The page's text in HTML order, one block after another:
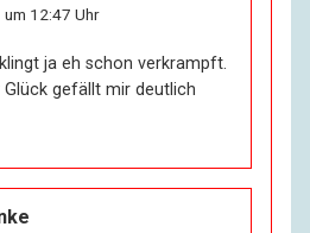
12:47 Uhr
ja eh schon verkrampft.
gefällt mir deutlich